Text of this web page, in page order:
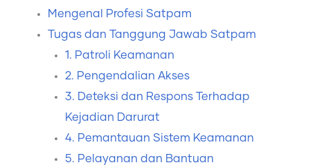
Mengenal Profesi Satpam
Tugas dan Tanggung Jawab Satpam
1. Patroli Keamanan
2. Pengendalian Akses
3. Deteksi dan Respons Terhadap
Kejadian Darurat
4. Pemantauan Sistem Keamanan
5. Pelayanan dan Bantuan